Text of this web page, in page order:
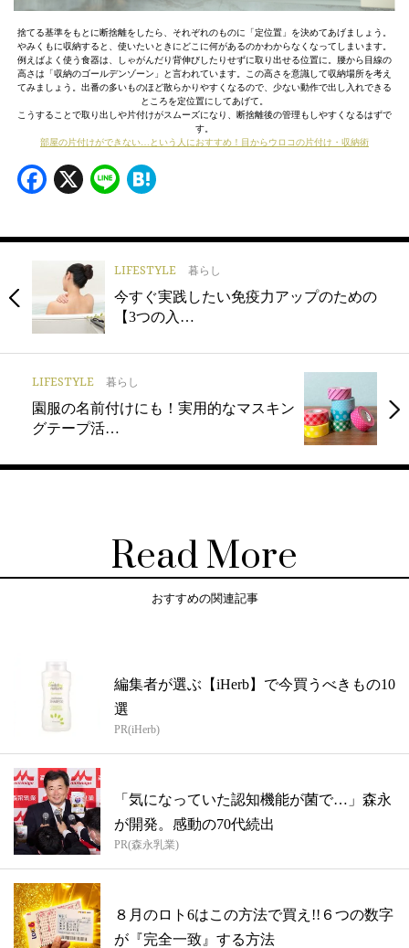
捨てる基準をもとに断捨離をしたら、それぞれのものに「定位置」を決めてあげましょう。
やみくもに収納すると、使いたいときにどこに何があるのかわからなくなってしまいます。
例えばよく使う食器は、しゃがんだり背伸びしたりせずに取り出せる位置に。腰から目線の
高さは「収納のゴールデンゾーン」と言われています。この高さを意識して収納場所を考え
てみましょう。出番の多いものほど散らかりやすくなるので、少ない動作で出し入れできる
ところを定位置にしてあげて。
こうすることで取り出しや片付けがスムーズになり、断捨離後の管理もしやすくなるはずで
す。
部屋の片付けができない…という人におすすめ！目からウロコの片付け・収納術
Facebook
X Line
LIFESTYLE 暮らし
今すぐ実践したい免疫力アップのための
【3つの入…
LIFESTYLE 暮らし
園服の名前付けにも！実用的なマスキン
グテープ活…
Read More
おすすめの関連記事
編集者が選ぶ【iHerb】で今買うべきもの10
選
PR(iHerb)
「気になっていた認知機能が菌で…」森永
が開発。感動の70代続出
PR(森永乳業)
８月のロト6はこの方法で買え!!６つの数字
が『完全一致』する方法